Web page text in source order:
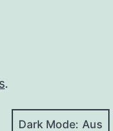
.
Dark Mode: